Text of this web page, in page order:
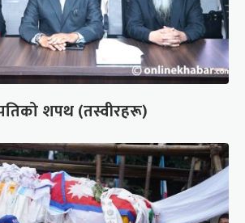
शपथ (तस्वीरहरू)